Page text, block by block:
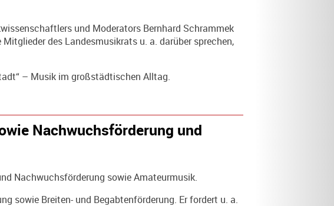
und Moderators Bernhard Schrammek
des Landesmusikrats u. a. darüber sprechen,
– Musik im großstädtischen Alltag.
Nachwuchsförderung und
Nachwuchsförderung sowieAmateurmusik.
sowie Breiten- und Begabtenförderung. Er fordert u. a.